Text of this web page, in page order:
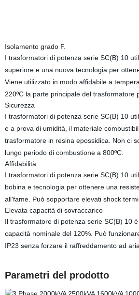
Isolamento grado F.
I trasformatori di potenza serie SC(B) 10
superiore e una nuova tecnologia per
Viene utilizzato in modo affidabile a
220ºC la parte principale del trasformatore
Sicurezza
I trasformatori di potenza serie SC(B) 10
e a prova di umidità, il materiale
trasformatore in resina epossidica. Non ci
lungo periodo di combustione a 800ºC.
Affidabilità
I trasformatori di potenza serie SC(B) 10
bobina e tecnologia per ottenere una
all'fame. Può sopportare elevati shock
Elevata capacità di sovraccarico
Il trasformatore di potenza serie SC(B) 10
capacità nominale del 120%. Può
IP23 senza forzare il raffreddamento ad aria.
Parametri del prodotto